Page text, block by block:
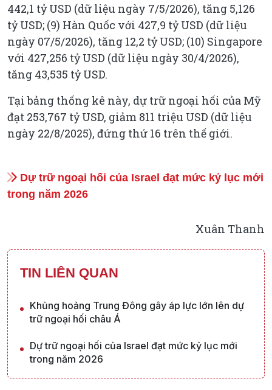
442,1 tỷ USD (dữ liệu ngày 7/5/2026), tăng 5,126
tỷ USD; (9) Hàn Quốc với 427,9 tỷ USD (dữ liệu
ngày 07/5/2026), tăng 12,2 tỷ USD; (10) Singapore
với 427,256 tỷ USD (dữ liệu ngày 30/4/2026),
tăng 43,535 tỷ USD.
Tại bảng thống kê này, dự trữ ngoại hối của Mỹ
đạt 253,767 tỷ USD, giảm 811 triệu USD (dữ liệu
ngày 22/8/2025), đứng thứ 16 trên thế giới.
Dự trữ ngoại hối của Israel đạt mức kỷ lục mới
trong năm 2026
Xuân Thanh
TIN LIÊN QUAN
Khủng hoảng Trung Đông gây áp lực lớn lên dự
trữ ngoại hối châu Á
Dự trữ ngoại hối của Israel đạt mức kỷ lục mới
trong năm 2026